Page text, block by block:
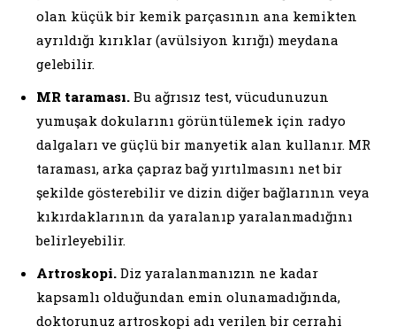
olan küçük bir kemik parçasının ana kemikten
ayrıldığı kırıklar (avülsiyon kırığı) meydana
gelebilir.
MR taraması. Bu ağrısız test, vücudunuzun
yumuşak dokularını görüntülemek için radyo
dalgaları ve güçlü bir manyetik alan kullanır. MR
taraması, arka çapraz bağ yırtılmasını net bir
şekilde gösterebilir ve dizin diğer bağlarının veya
kıkırdaklarının da yaralanıp yaralanmadığını
belirleyebilir.
Artroskopi. Diz yaralanmanızın ne kadar
kapsamlı olduğundan emin olunamadığında,
doktorunuz artroskopi adı verilen bir cerrahi